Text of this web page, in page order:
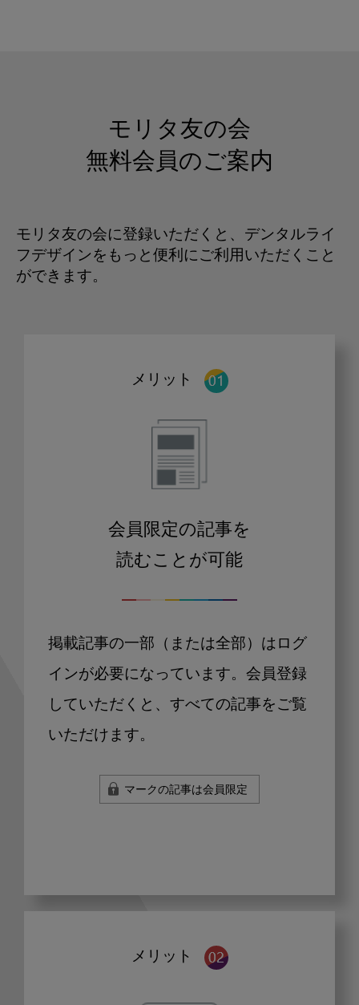
モリタ友の会
無料会員のご案内
モリタ友の会に登録いただくと、デンタルライ
フデザインをもっと便利にご利用いただくこと
ができます。
メリット
会員限定の記事を
読むことが可能
掲載記事の一部（または全部）はログ
インが必要になっています。会員登録
していただくと、すべての記事をご覧
いただけます。
マークの記事は会員限定
メリット